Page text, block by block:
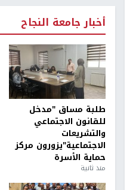
أخبار جامعة النجاح
طلبة مساق "مدخل
للقانون الاجتماعي
والتشريعات
الاجتماعية"يزورون مركز
حماية الأسرة
منذ ثانية